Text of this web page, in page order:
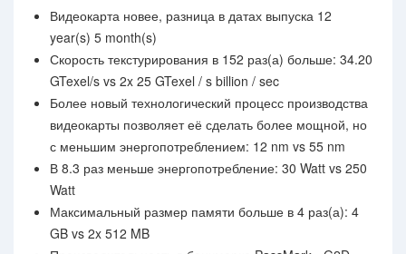
Видеокарта новее, разница в датах выпуска 12
year(s) 5 month(s)
Скорость текстурирования в 152 раз(а) больше: 34.20
GTexel/s vs 2x 25 GTexel / s billion / sec
Более новый технологический процесс производства
видеокарты позволяет её сделать более мощной, но
с меньшим энергопотреблением: 12 nm vs 55 nm
В 8.3 раз меньше энергопотребление: 30 Watt vs 250
Watt
Максимальный размер памяти больше в 4 раз(а): 4
GB vs 2x 512 MB